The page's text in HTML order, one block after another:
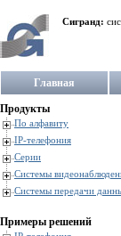
Сигранд:
Главная
Продукты
По алфавиту
IP-телефония
Серии
Системы
Системы передачи
Примеры решений